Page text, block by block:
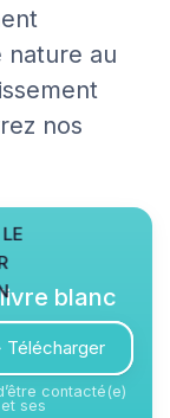
nature au
nos
blanc
contacté(e)
ses